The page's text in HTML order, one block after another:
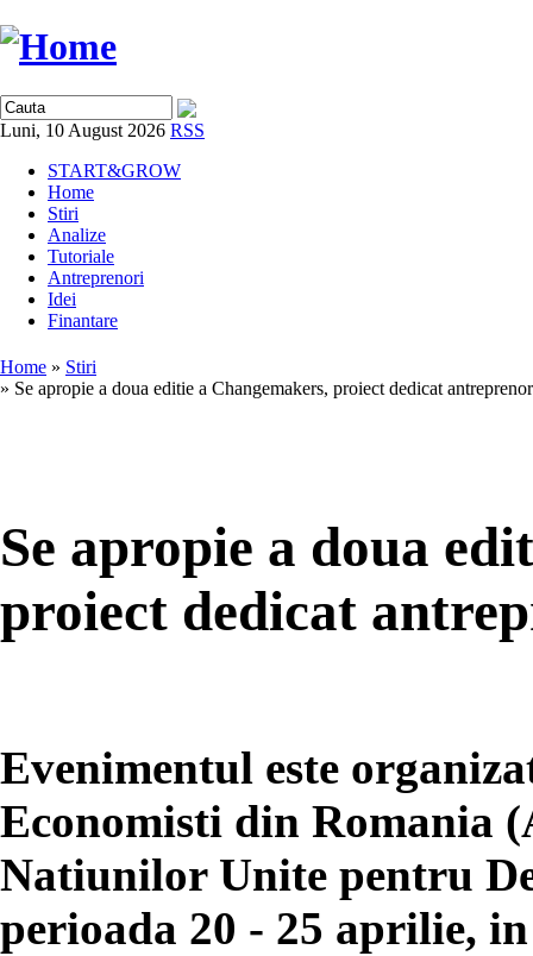
Luni, 10 August 2026 RSS
START&GROW
Home
Stiri
Analize
Tutoriale
Antreprenori
Idei
Finantare
Home » Stiri
» Se apropie a doua editie a Changemakers, proiect dedicat
Se apropie a doua
proiect dedicat
Evenimentul este
Economisti din Romania
Natiunilor Unite pentru
perioada 20 - 25 aprilie,